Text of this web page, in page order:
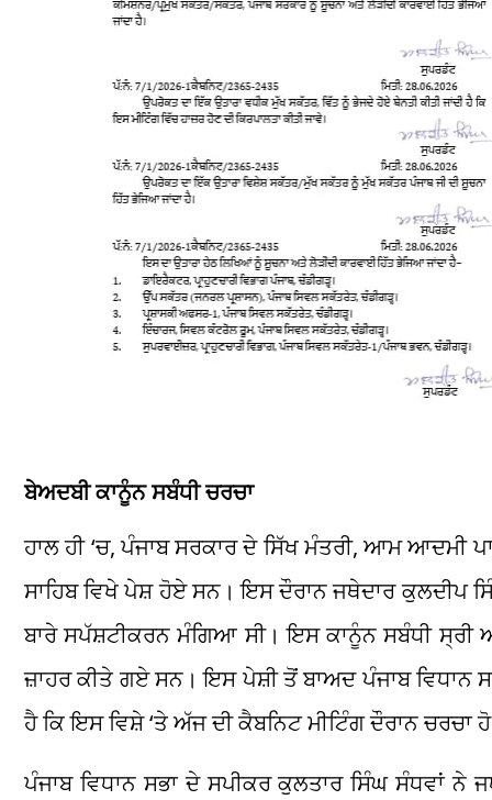
ਬੇਅਦਬੀ ਕਾਨੂੰਨ ਸਬੰਧੀ ਚਰਚਾ
ਹਾਲ ਹੀ ‘ਚ, ਪੰਜਾਬ ਸਰਕਾਰ ਦੇ ਸਿੱਖ ਮੰਤਰੀ, ਆਮ ਆਦਮੀ
ਸਾਹਿਬ ਵਿਖੇ ਪੇਸ਼ ਹੋਏ ਸਨ। ਇਸ ਦੌਰਾਨ ਜਥੇਦਾਰ ਕੁਲਦੀਪ
ਬਾਰੇ ਸਪੱਸ਼ਟੀਕਰਨ ਮੰਗਿਆ ਸੀ। ਇਸ ਕਾਨੂੰਨ ਸਬੰਧੀ
ਜ਼ਾਹਰ ਕੀਤੇ ਗਏ ਸਨ। ਇਸ ਪੇਸ਼ੀ ਤੋਂ ਬਾਅਦ ਪੰਜਾਬ ਵਿਧਾਨ
ਹੈ ਕਿ ਇਸ ਵਿਸ਼ੇ ‘ਤੇ ਅੱਜ ਦੀ ਕੈਬਨਿਟ ਮੀਟਿੰਗ ਦੌਰਾਨ ਚਰਚਾ
ਪੰਜਾਬ ਵਿਧਾਨ ਸਭਾ ਦੇ ਸਪੀਕਰ ਕੁਲਤਾਰ ਸਿੰਘ ਸੰਧਵਾਂ ਨੇ